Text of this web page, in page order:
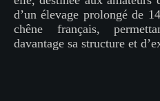
d’un élevage prolongé de
chêne français,
davantage sa structure et